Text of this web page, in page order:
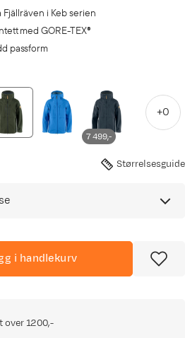
Fjällräven i Keb serien
med GORE-TEX®
passform
7 499,-
+0
Størrelsesguide
i handlekurv
over 1200,-